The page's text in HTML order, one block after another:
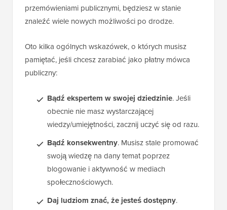
przemówieniami publicznymi, będziesz w stanie
znaleźć wiele nowych możliwości po drodze.
Oto kilka ogólnych wskazówek, o których musisz
pamiętać, jeśli chcesz zarabiać jako płatny mówca
publiczny:
Bądź ekspertem w swojej dziedzinie. Jeśli
obecnie nie masz wystarczającej
wiedzy/umiejętności, zacznij uczyć się od razu.
Bądź konsekwentny. Musisz stale promować
swoją wiedzę na dany temat poprzez
blogowanie i aktywność w mediach
społecznościowych.
Daj ludziom znać, że jesteś dostępny.